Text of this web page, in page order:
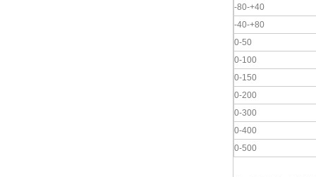
-80-+40
-40-+80
0-50
0-100
0-150
0-200
0-300
0-400
0-500